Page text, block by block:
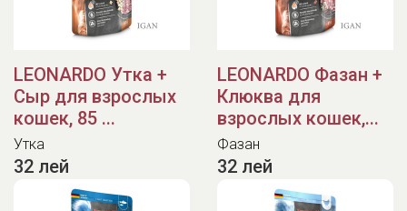
LEONARDO Утка +
Сыр для взрослых
кошек, 85 ...
Утка
32 лей
LEONARDO Фазан +
Клюква для
взрослых кошек,...
Фазан
32 лей